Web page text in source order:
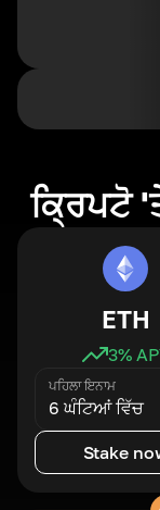
ਕ੍ਰਿਪਟੋ
ETH
3%
ਪਹਿਲਾ ਇਨਾਮ
6 ਘੰਟਿਆਂ ਵਿੱਚ
Stake